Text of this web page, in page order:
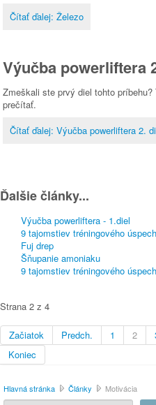
Čítať ďalej: Železo
Výučba powerliftera
Zmeškali ste prvý diel tohto
prečítať.
Čítať ďalej: Výučba powerliftera 2.
Ďalšie články...
Výučba powerliftera - 1.diel
9 tajomstiev tréningového
Fuj drep
Šňupanie amoniaku
9 tajomstiev tréningového
Strana 2 z 4
Začiatok Predch. 1 2
Koniec
Hlavná stránka Články Motivácia